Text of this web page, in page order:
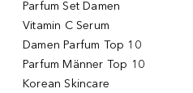
Parfum Set Damen
Vitamin C Serum
Damen Parfum Top 10
Parfum Männer Top 10
Korean Skincare